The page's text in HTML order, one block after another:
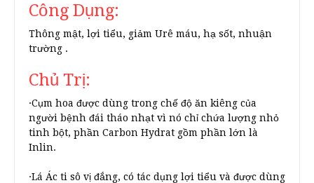
Công Dụng:
Thông mật, lợi tiểu, giảm Urê máu, hạ sốt, nhuận
trường .
Chủ Trị:
·Cụm hoa được dùng trong chế độ ăn kiêng của
người bệnh đái tháo nhạt vì nó chỉ chứa lượng nhỏ
tinh bột, phần Carbon Hydrat gồm phần lớn là
Inlin.
·Lá Ác ti sô vị đắng, có tác dụng lợi tiểu và được dùng